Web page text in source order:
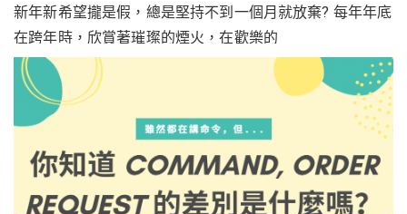
新年新希望攏是假，總是堅持不到一個月就放棄? 每年年底
在跨年時，欣賞著璀璨的煙火，在歡樂的